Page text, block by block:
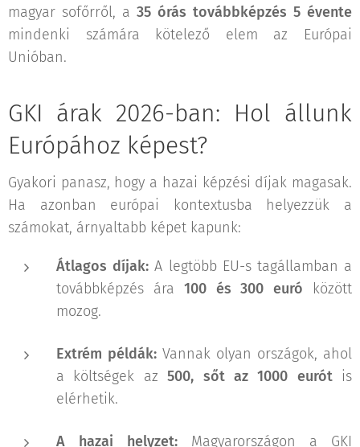
magyar sofőrről, a 35 órás továbbképzés 5 évente
mindenki számára kötelező elem az Európai
Unióban.
GKI árak 2026-ban: Hol állunk
Európához képest?
Gyakori panasz, hogy a hazai képzési díjak magasak.
Ha azonban európai kontextusba helyezzük a
számokat, árnyaltabb képet kapunk:
Átlagos díjak: A legtöbb EU-s tagállamban a
továbbképzés ára 100 és 300 euró között
mozog.
Extrém példák: Vannak olyan országok, ahol
a költségek az500, sőt az 1000 eurótis
elérhetik.
A hazai helyzet: Magyarországon a GKI